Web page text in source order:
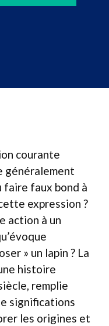
courante
généralement
faire faux bond à
expression ?
action à un
» un lapin ? La
histoire
remplie
significations
les origines et